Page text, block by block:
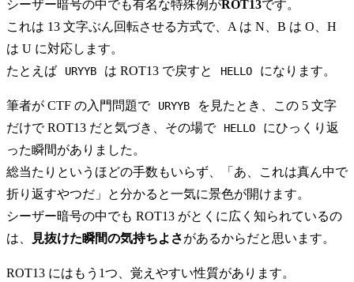
シーザー暗号の中でも有名な特殊例がROT13です。
これは 13 文字ぶん回転させる方式で、A は N、B は O、H
は U に対応します。
たとえば
URYYB は ROT13 で戻すと HELLO になります。
筆者が CTF の入門問題で URYYB
を見たとき、この 5 文字
だけで ROT13 だと気づき、その場で
HELLO
にひっくり返
った瞬間がありました。
総当たりというほどの手数もいらず、「あ、これは真ん中で
折り返すやつだ」と分かると一気に景色が開けます。
シーザー暗号の中でも ROT13 がとくに広く知られているの
は、
見抜けた瞬間の気持ちよさがあるからだと思います。
ROT13 にはもう1つ、覚えやすい性質があります。